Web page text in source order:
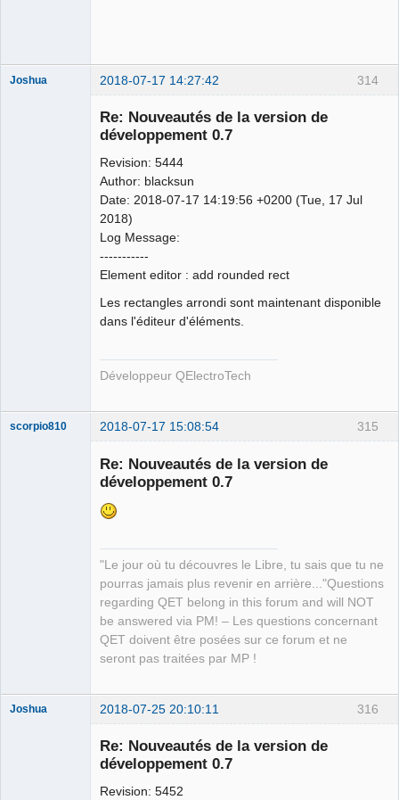
314
Joshua 2018-07-17 14:27:42
Re: Nouveautés de la version de
développement 0.7
Revision: 5444
Author: blacksun
Date: 2018-07-17 14:19:56 +0200 (Tue, 17 Jul
2018)
Log Message:
-----------
Element editor : add rounded rect
Les rectangles arrondi sont maintenant disponible
dans l'éditeur d'éléments.
Développeur QElectroTech
315
scorpio810 2018-07-17 15:08:54
Re: Nouveautés de la version de
développement 0.7
"Le jour où tu découvres le Libre, tu sais que tu ne
pourras jamais plus revenir en arrière..."Questions
regarding QET belong in this forum and will NOT
be answered via PM! – Les questions concernant
QET doivent être posées sur ce forum et ne
seront pas traitées par MP !
316
Joshua 2018-07-25 20:10:11
Re: Nouveautés de la version de
développement 0.7
Revision: 5452